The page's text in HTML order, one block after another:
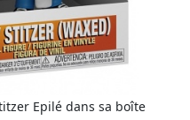
Epilé dans sa boîte